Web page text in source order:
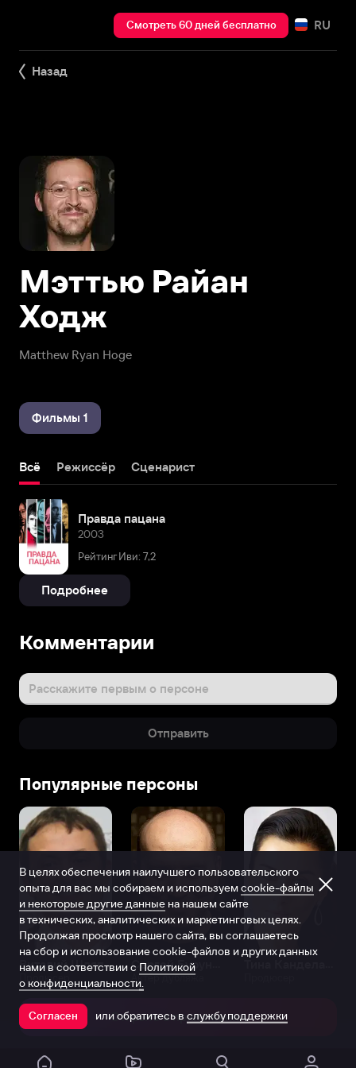
Смотреть 60 дней бесплатно RU
Назад
Matthew Ryan Hoge
Мэттью Райан
Ходж
Фильмы 1
Всё Режиссёр Сценарист
Правда пацана
2003
Рейтинг Иви: 7,2
Подробнее
Комментарии
Расскажите первым о персоне
Отправить
Популярные персоны
Виталий Шляппо
Продюсер Актёр дубляжа
Открыть в приложении
В целях обеспечения наилучшего пользовательского
опыта для вас мы собираем и используем cookie-файлы
и некоторые другие данные на нашем сайте
в технических, аналитических и маркетинговых целях.
Продолжая просмотр нашего сайта, вы соглашаетесь
на сбор и использование cookie-файлов и других данных
нами в соответствии с Политикой
о конфиденциальности.
Согласен или обратитесь в службу поддержки